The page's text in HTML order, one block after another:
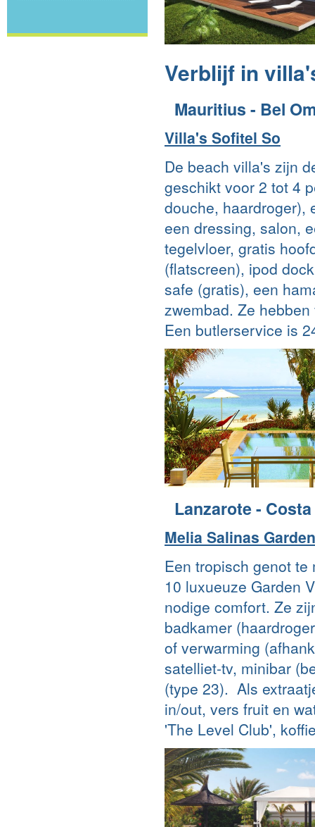
Verblijf in
Mauritius - Bel
Villa's Sofitel So
De beach villa's zijn
geschikt voor 2 tot 4
douche, haardroger),
een dressing, salon,
tegelvloer, gratis
(flatscreen), ipod
safe (gratis), een
zwembad. Ze
Een butlerservice is
Lanzarote -
Melia Salinas
Een tropisch genot
10 luxueuze Garden
nodige comfort. Ze
badkamer
of verwarming
satelliet-tv, minibar
(type 23). Als
in/out, vers fruit en
'The Level Club',